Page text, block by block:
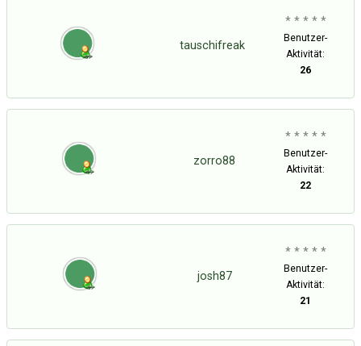
tauschifreak
* * * * *
Benutzer-
Aktivität:
26
zorro88
* * * * *
Benutzer-
Aktivität:
22
josh87
* * * * *
Benutzer-
Aktivität:
21